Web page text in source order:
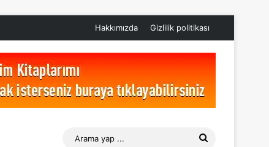
Hakkımızda Gizlilik politikası
Arama